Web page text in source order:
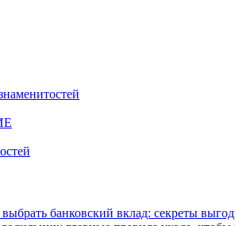
банковский вклад: секреты